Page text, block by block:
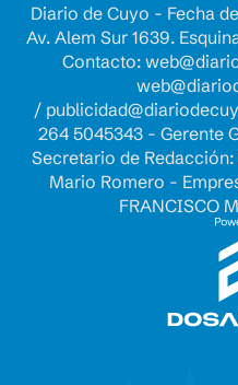
Diario de Cuyo - Fecha
Av. Alem Sur 1639.
Contacto:
/
264 5045343 - Gerente
Secretario de
Mario Romero -
FRANCISCO